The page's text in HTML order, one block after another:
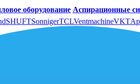
оборудование Аспирационные
SHUFTSonnigerTCLVentmachineVKT